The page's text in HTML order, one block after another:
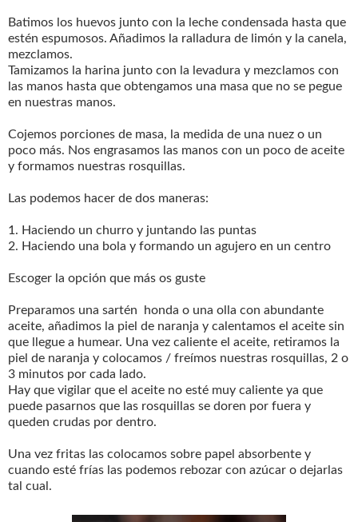
Batimos los huevos junto con la leche condensada hasta que
estén espumosos. Añadimos la ralladura de limón y la canela,
mezclamos.
Tamizamos la harina junto con la levadura y mezclamos con
las manos hasta que obtengamos una masa que no se pegue
en nuestras manos.
Cojemos porciones de masa, la medida de una nuez o un
poco más. Nos engrasamos las manos con un poco de aceite
y formamos nuestras rosquillas.
Las podemos hacer de dos maneras:
1. Haciendo un churro y juntando las puntas
2. Haciendo una bola y formando un agujero en un centro
Escoger la opción que más os guste
Preparamos una sartén honda o una olla con abundante
aceite, añadimos la piel de naranja y calentamos el aceite sin
que llegue a humear. Una vez caliente el aceite, retiramos la
piel de naranja y colocamos / freímos nuestras rosquillas, 2 o
3 minutos por cada lado.
Hay que vigilar que el aceite no esté muy caliente ya que
puede pasarnos que las rosquillas se doren por fuera y
queden crudas por dentro.
Una vez fritas las colocamos sobre papel absorbente y
cuando esté frías las podemos rebozar con azúcar o dejarlas
tal cual.